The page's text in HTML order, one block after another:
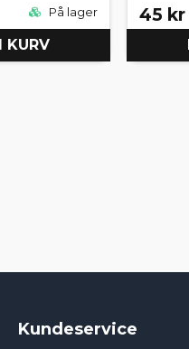
På lager
KURV
45 kr
Kundeservice